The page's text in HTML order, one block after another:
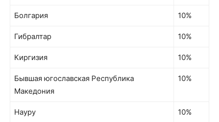
Болгария 10%
Гибралтар 10%
Киргизия 10%
Бывшая югославская Республика
Македония
10%
Науру 10%